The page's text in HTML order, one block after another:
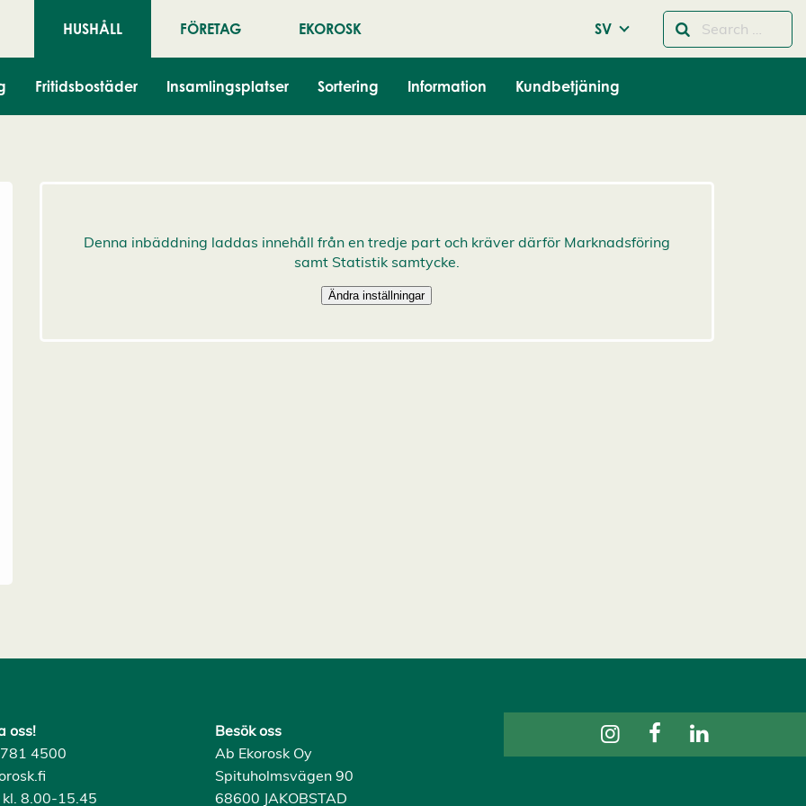
HUSHÅLL FÖRETAG EKOROSK SV
Fritidsbostäder Insamlingsplatser Sortering Information Kundbetjäning
oss!
4500
8.00-15.45
Besök oss
Ab Ekorosk Oy
Spituholmsvägen 90
68600 JAKOBSTAD